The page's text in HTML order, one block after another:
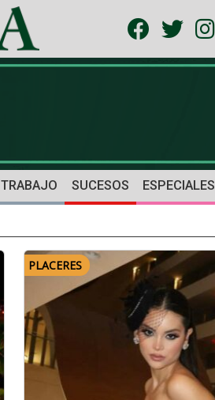
TRABAJO SUCESOS ESPECIALES
PLACERES